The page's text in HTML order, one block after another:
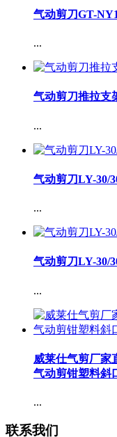
气动剪刀GT-
...
气动剪刀推拉支
...
气动剪刀LY-30/
...
气动剪刀LY-30/
...
威莱仕气剪厂家
气动剪钳塑料斜
...
联系我们